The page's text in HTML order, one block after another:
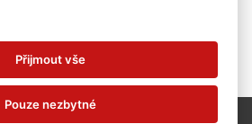
RSS
Přijmout vše
Pouze nezbytné